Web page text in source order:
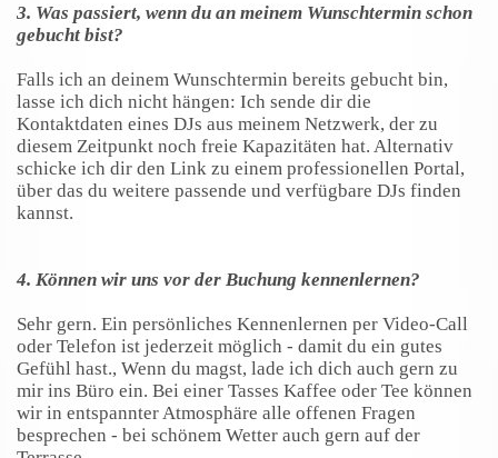
3. Was passiert, wenn du an meinem Wunschtermin schon
gebucht bist?
Falls ich an deinem Wunschtermin bereits gebucht bin,
lasse ich dich nicht hängen: Ich sende dir die
Kontaktdaten eines DJs aus meinem Netzwerk, der zu
diesem Zeitpunkt noch freie Kapazitäten hat. Alternativ
schicke ich dir den Link zu einem professionellen Portal,
über das du weitere passende und verfügbare DJs finden
kannst.
4. Können wir uns vor der Buchung kennenlernen?
Sehr gern. Ein persönliches Kennenlernen per Video-Call
oder Telefon ist jederzeit möglich - damit du ein gutes
Gefühl hast., Wenn du magst, lade ich dich auch gern zu
mir ins Büro ein. Bei einer Tasses Kaffee oder Tee können
wir in entspannter Atmosphäre alle offenen Fragen
besprechen - bei schönem Wetter auch gern auf der